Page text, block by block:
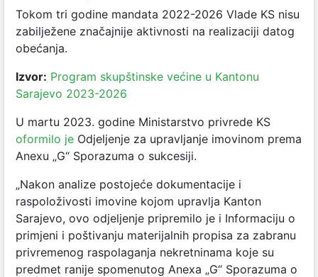
Tokom tri godine mandata 2022-2026 Vlade KS nisu
zabilježene značajnije aktivnosti na realizaciji datog
obećanja.
Izvor: Program skupštinske većine u Kantonu
Sarajevo 2023-2026
U martu 2023. godine Ministarstvo privrede KS
oformilo je Odjeljenje za upravljanje imovinom prema
Anexu „G“ Sporazuma o sukcesiji.
„Nakon analize postojeće dokumentacije i
raspoloživosti imovine kojom upravlja Kanton
Sarajevo, ovo odjeljenje pripremilo je i Informaciju o
primjeni i poštivanju materijalnih propisa za zabranu
privremenog raspolaganja nekretninama koje su
predmet ranije spomenutog Anexa „G“ Sporazuma o